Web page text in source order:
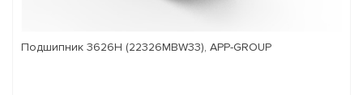
Подшипник 3626Н (22326MBW33), APP-GROUP